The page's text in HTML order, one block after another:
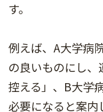
す。
例えば、A大学病
の良いものにし
控える」、B大学
必要になると案内